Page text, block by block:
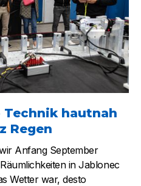
Technik hautnah
Regen
Anfang September
in Jablonec
Wetter war, desto